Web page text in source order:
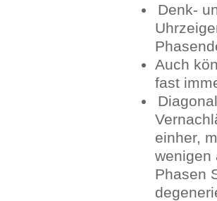
Denk-
Auch
fast
einher,
wenigen
Phasen